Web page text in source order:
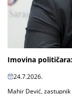
Imovina
24.7.2026.
Mahir Dević,